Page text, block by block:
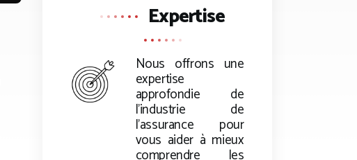
Expertise
Nous offrons une
expertise
approfondie de
l’industrie de
l’assurance pour
vous aider à mieux
comprendre les